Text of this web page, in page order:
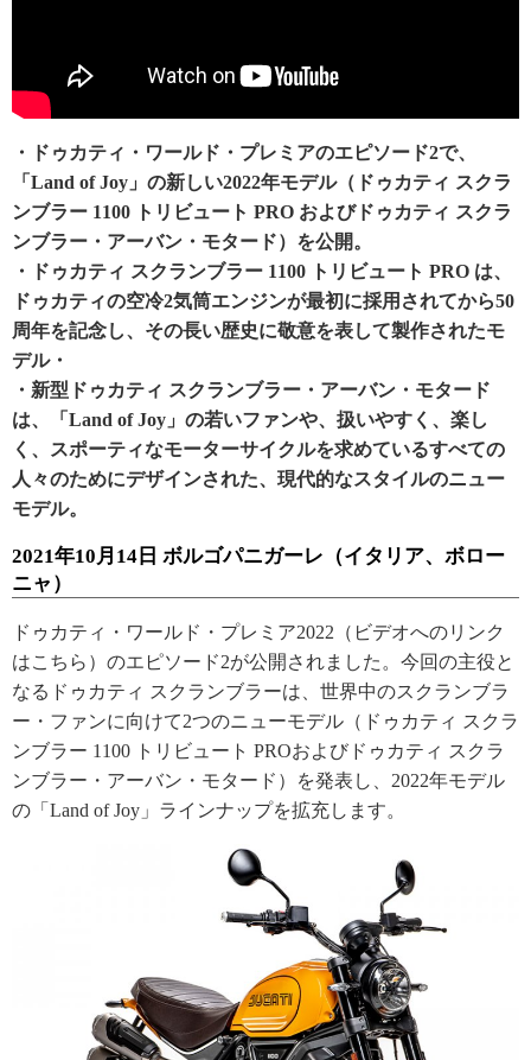
・ドゥカティ・ワールド・プレミアのエピソード2で、
「Land of Joy」の新しい2022年モデル（ドゥカティ スクラ
ンブラー 1100 トリビュート PRO およびドゥカティ スクラ
ンブラー・アーバン・モタード）を公開。
・ドゥカティ スクランブラー 1100 トリビュート PRO は、
ドゥカティの空冷2気筒エンジンが最初に採用されてから50
周年を記念し、その長い歴史に敬意を表して製作されたモ
デル・
・新型ドゥカティ スクランブラー・アーバン・モタード
は、「Land of Joy」の若いファンや、扱いやすく、楽し
く、スポーティなモーターサイクルを求めているすべての
人々のためにデザインされた、現代的なスタイルのニュー
モデル。
2021年10月14日 ボルゴパニガーレ（イタリア、ボロー
ニャ）
ドゥカティ・ワールド・プレミア2022（ビデオへのリンク
はこちら）のエピソード2が公開されました。今回の主役と
なるドゥカティ スクランブラーは、世界中のスクランブラ
ー・ファンに向けて2つのニューモデル（ドゥカティ スクラ
ンブラー 1100 トリビュート PROおよびドゥカティ スクラ
ンブラー・アーバン・モタード）を発表し、2022年モデル
の「Land of Joy」ラインナップを拡充します。